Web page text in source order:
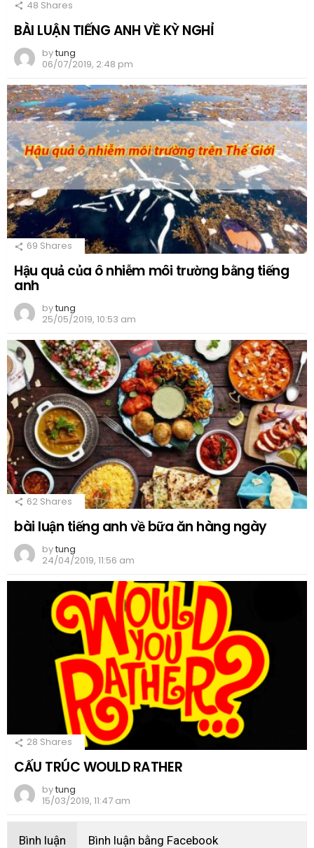
48 Shares
BÀI LUẬN TIẾNG ANH VỀ KỲ NGHỈ
bytung
06/07/2019, 2:48 pm
69 Shares
Hậu quả của ô nhiễm môi trường bằng tiếng
anh
bytung
25/05/2019, 10:53 am
62 Shares
bài luận tiếng anh về bữa ăn hàng ngày
bytung
24/04/2019, 11:56 am
28 Shares
CẤU TRÚC WOULD RATHER
bytung
15/03/2019, 11:47 am
Bình luận Bình luận bằng Facebook